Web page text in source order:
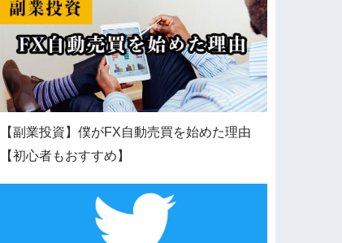
【副業投資】僕がFX自動売買を始めた理由
【初心者もおすすめ】